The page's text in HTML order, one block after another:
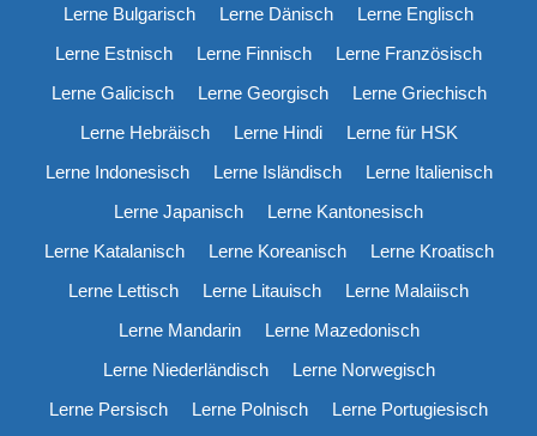
Lerne Bulgarisch
Lerne Dänisch
Lerne Englisch
Lerne Estnisch
Lerne Finnisch
Lerne Französisch
Lerne Galicisch
Lerne Georgisch
Lerne Griechisch
Lerne Hebräisch
Lerne Hindi
Lerne für HSK
Lerne Indonesisch
Lerne Isländisch
Lerne Italienisch
Lerne Japanisch
Lerne Kantonesisch
Lerne Katalanisch
Lerne Koreanisch
Lerne Kroatisch
Lerne Lettisch
Lerne Litauisch
Lerne Malaiisch
Lerne Mandarin
Lerne Mazedonisch
Lerne Niederländisch
Lerne Norwegisch
Lerne Persisch
Lerne Polnisch
Lerne Portugiesisch